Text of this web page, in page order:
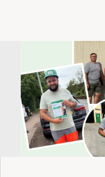
Actualités